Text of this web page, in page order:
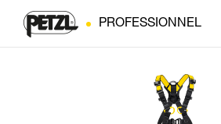
PROFESSIONNEL